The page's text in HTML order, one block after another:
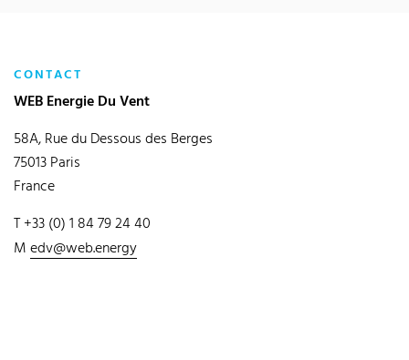
CONTACT
WEB Energie Du Vent
58A, Rue du Dessous des Berges
75013 Paris
France
T +33 (0) 1 84 79 24 40
Medv@web.energy